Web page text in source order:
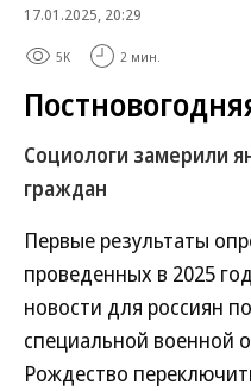
17.01.2025, 20:29
5K 2 мин.
Социологи замерили
граждан
Первые результаты
проведенных в 2025
новости для россиян
специальной военной
Рождество